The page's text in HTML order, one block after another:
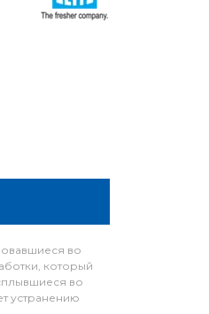
во
который
во
устранению